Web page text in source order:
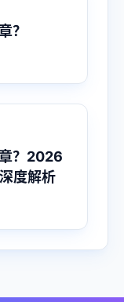
？
？2026
度解析